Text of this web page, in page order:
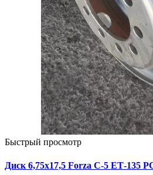
Быстрый просмотр
Диск 6,75х17,5 Forza C-5 ЕТ-135